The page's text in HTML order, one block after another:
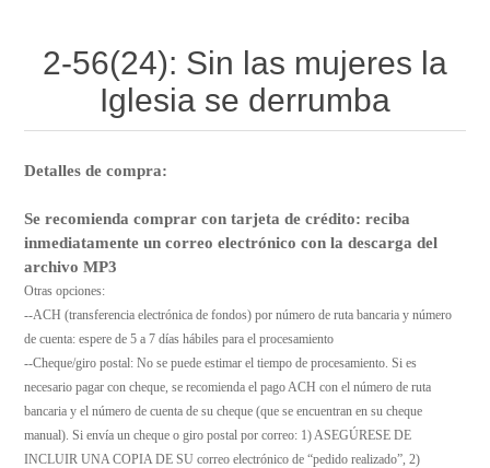
2-56(24): Sin las mujeres la
Iglesia se derrumba
Detalles de compra:
Se recomienda comprar con tarjeta de crédito: reciba
inmediatamente un correo electrónico con la descarga del
archivo MP3
Otras opciones:
--ACH (transferencia electrónica de fondos) por número de ruta bancaria y número
de cuenta: espere de 5 a 7 días hábiles para el procesamiento
--Cheque/giro postal: No se puede estimar el tiempo de procesamiento. Si es
necesario pagar con cheque, se recomienda el pago ACH con el número de ruta
bancaria y el número de cuenta de su cheque (que se encuentran en su cheque
manual). Si envía un cheque o giro postal por correo: 1) ASEGÚRESE DE
INCLUIR UNA COPIA DE SU correo electrónico de “pedido realizado”, 2)